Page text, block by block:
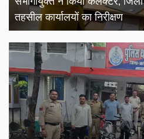
तहसील कार्यालयों का निरीक्षण